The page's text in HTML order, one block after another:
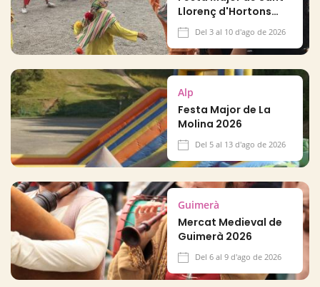
Llorenç d'Hortons
2026Del 3 al 10 d'ago de 2026
Alp
Festa Major de La
Molina 2026
Del 5 al 13 d'ago de 2026
Guimerà
Mercat Medieval de
Guimerà 2026
Del 6 al 9 d'ago de 2026